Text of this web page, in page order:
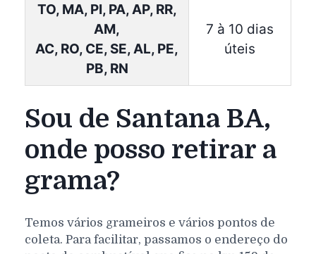
TO, MA, PI, PA, AP, RR,
AM,
AC, RO, CE, SE, AL, PE,
PB, RN
7 à 10 dias
úteis
Sou de Santana BA,
onde posso retirar a
grama?
Temos vários grameiros e vários pontos de
coleta. Para facilitar, passamos o endereço do